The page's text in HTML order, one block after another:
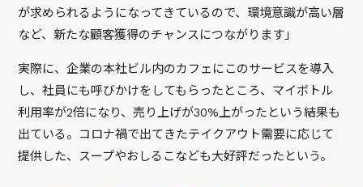
が求められるようになってきているので、環境意識が高い層
など、新たな顧客獲得のチャンスにつながります」
実際に、企業の本社ビル内のカフェにこのサービスを導入
し、社員にも呼びかけをしてもらったところ、マイボトル
利用率が2倍になり、売り上げが30%上がったという結果も
出ている。コロナ禍で出てきたテイクアウト需要に応じて
提供した、スープやおしるこなども大好評だったという。